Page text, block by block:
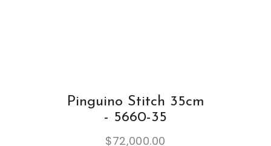
Pinguino Stitch 35cm
- 5660-35
$72,000.00